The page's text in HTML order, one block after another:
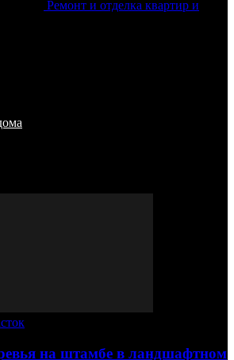
Ремонт и отделка квартир и
на штамбе в ландшафтном